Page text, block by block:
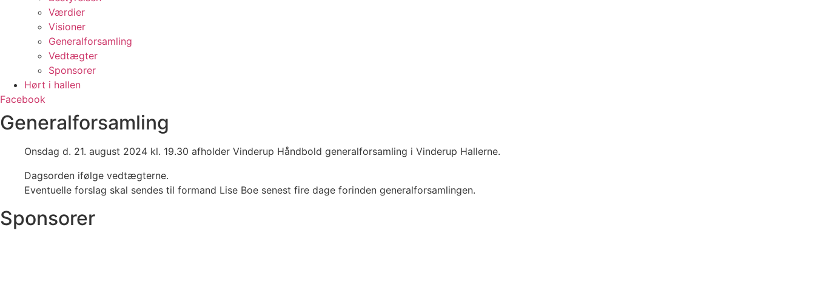
Værdier
Visioner
Generalforsamling
Vedtægter
Sponsorer
Hørt i hallen
Facebook
Generalforsamling
Onsdag d. 21. august 2024 kl. 19.30 afholder Vinderup Håndbold generalforsamling i Vinderup Hallerne.
Dagsorden ifølge vedtægterne.
Eventuelle forslag skal sendes til formand Lise Boe senest fire dage forinden generalforsamlingen.
Sponsorer